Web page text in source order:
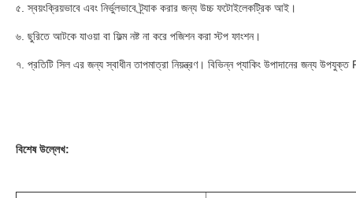
৫. স্বয়ংক্রিয়ভাবে এবং নির্ভুলভাবে ট্র্যাক করার জন্য উচ্চ ফটোইলেকট্রিক আই।
৬. ছুরিতে আটকে যাওয়া বা ফিল্ম নষ্ট না করে পজিশন করা স্টপ ফাংশন।
৭. প্রতিটি সিল এর জন্য স্বাধীন তাপমাত্রা নিয়ন্ত্রণ। বিভিন্ন প্যাকিং উপাদানের জন্য উপযুক্ত
বিশেষ উল্লেখ: